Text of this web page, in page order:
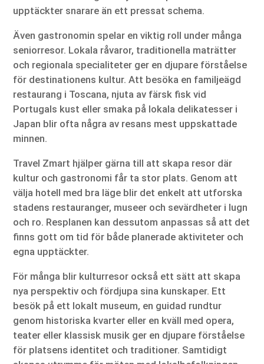
upptäckter snarare än ett pressat schema.
Även gastronomin spelar en viktig roll under många
seniorresor. Lokala råvaror, traditionella maträtter
och regionala specialiteter ger en djupare förståelse
för destinationens kultur. Att besöka en familjeägd
restaurang i Toscana, njuta av färsk fisk vid
Portugals kust eller smaka på lokala delikatesser i
Japan blir ofta några av resans mest uppskattade
minnen.
Travel Zmart hjälper gärna till att skapa resor där
kultur och gastronomi får ta stor plats. Genom att
välja hotell med bra läge blir det enkelt att utforska
stadens restauranger, museer och sevärdheter i lugn
och ro. Resplanen kan dessutom anpassas så att det
finns gott om tid för både planerade aktiviteter och
egna upptäckter.
För många blir kulturresor också ett sätt att skapa
nya perspektiv och fördjupa sina kunskaper. Ett
besök på ett lokalt museum, en guidad rundtur
genom historiska kvarter eller en kväll med opera,
teater eller klassisk musik ger en djupare förståelse
för platsens identitet och traditioner. Samtidigt